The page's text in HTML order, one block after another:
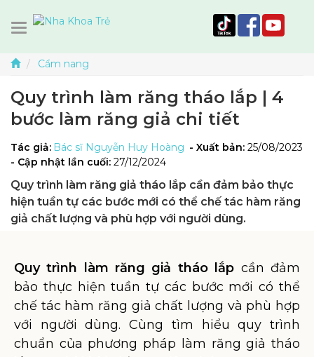
Cẩm nang
Quy trình làm răng tháo lắp | 4
bước làm răng giả chi tiết
Tác giả: Bác sĩ Nguyễn Huy Hoàng - Xuất bản: 25/08/2023
- Cập nhật lần cuối: 27/12/2024
Quy trình làm răng giả tháo lắp cần đảm bảo thực
hiện tuần tự các bước mới có thể chế tác hàm răng
giả chất lượng và phù hợp với người dùng.
Quy trình làm răng giả tháo lắp cần đảm
bảo thực hiện tuần tự các bước mới có thể
chế tác hàm răng giả chất lượng và phù hợp
với người dùng. Cùng tìm hiểu quy trình
chuẩn của phương pháp làm răng giả tháo